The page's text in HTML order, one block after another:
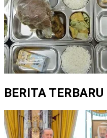
BERITA TERBARU